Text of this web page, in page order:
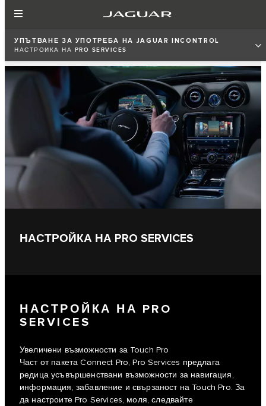
УПЪТВАНЕ ЗА УПОТРЕБА НА JAGUAR INCONTROL
НАСТРОЙКА НА PRO SERVICES
НАСТРОЙКА НА PRO SERVICES
НАСТРОЙКА НА PRO
SERVICES
Увеличени възможности за Touch Pro
Част от пакета Connect Pro, Pro Services предлага
редица усъвършенствани възможности за навигация,
информация, забавление и свързаност на Touch Pro. За
да настроите Pro Services, моля, следвайте